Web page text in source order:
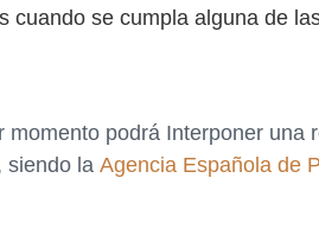
cuando se cumpla alguna de
podrá Interponer
siendo la Agencia Española de